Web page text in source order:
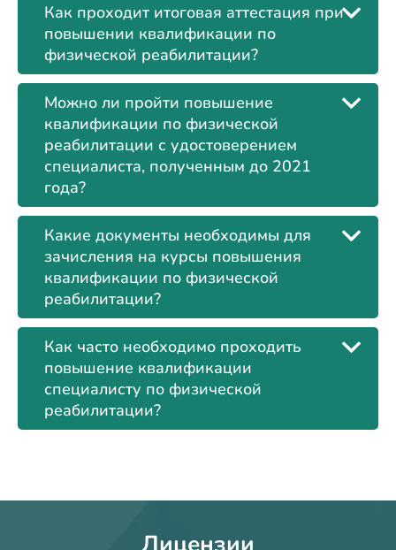
Как проходит итоговая аттестация при
повышении квалификации по
физической реабилитации?
Можно ли пройти повышение
квалификации по физической
реабилитации с удостоверением
специалиста, полученным до 2021
года?
Какие документы необходимы для
зачисления на курсы повышения
квалификации по физической
реабилитации?
Как часто необходимо проходить
повышение квалификации
специалисту по физической
реабилитации?